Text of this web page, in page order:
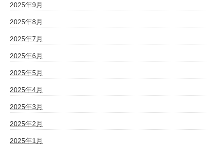
2025年9月
2025年8月
2025年7月
2025年6月
2025年5月
2025年4月
2025年3月
2025年2月
2025年1月